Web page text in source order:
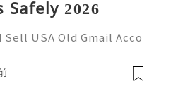
2026
USA Old Gmail Acco
☠️☠️➤WhatsApp: +1